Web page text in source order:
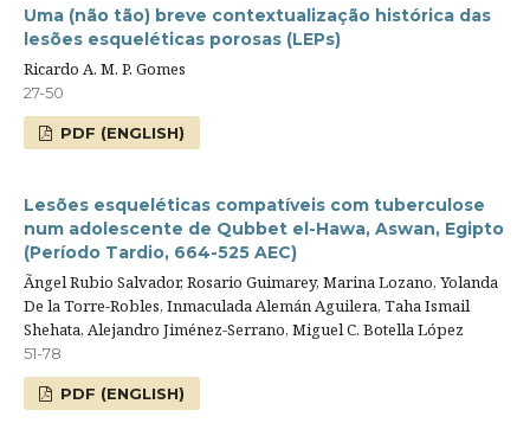
Uma (não tão) breve contextualização histórica das
lesões esqueléticas porosas (LEPs)
Ricardo A. M. P. Gomes
27-50
PDF (ENGLISH)
Lesões esqueléticas compatíveis com tuberculose
num adolescente de Qubbet el-Hawa, Aswan, Egipto
(Período Tardio, 664-525 AEC)
Ãngel Rubio Salvador, Rosario Guimarey, Marina Lozano, Yolanda
De la Torre-Robles, Inmaculada Alemán Aguilera, Taha Ismail
Shehata, Alejandro Jiménez-Serrano, Miguel C. Botella López
51-78
PDF (ENGLISH)